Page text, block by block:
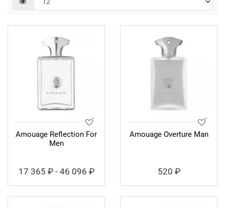
Amouage Reflection For
Men
17 365 ₽ - 46 096 ₽
Amouage Overture Man
520 ₽